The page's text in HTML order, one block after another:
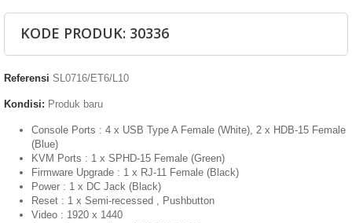
KODE PRODUK: 30336
Referensi SL0716/ET6/L10
Kondisi: Produk baru
Console Ports : 4 x USB Type A Female (White), 2 x HDB-15 Female
(Blue)
KVM Ports : 1 x SPHD-15 Female (Green)
Firmware Upgrade : 1 x RJ-11 Female (Black)
Power : 1 x DC Jack (Black)
Reset : 1 x Semi-recessed , Pushbutton
Video : 1920 x 1440